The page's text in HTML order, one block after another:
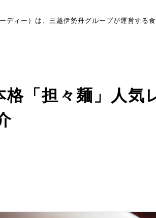
ディー）は、三越伊勢丹グループが運営する食
格「担々麺」人